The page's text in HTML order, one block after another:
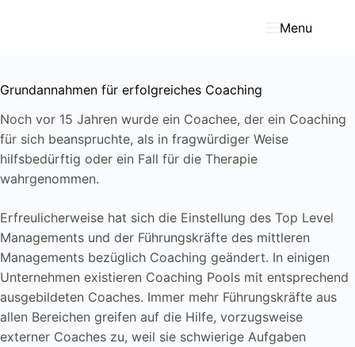
Menu
Grundannahmen für erfolgreiches Coaching
Noch vor 15 Jahren wurde ein Coachee, der ein Coaching
für sich beanspruchte, als in fragwürdiger Weise
hilfsbedürftig oder ein Fall für die Therapie
wahrgenommen.
Erfreulicherweise hat sich die Einstellung des Top Level
Managements und der Führungskräfte des mittleren
Managements bezüglich Coaching geändert. In einigen
Unternehmen existieren Coaching Pools mit entsprechend
ausgebildeten Coaches. Immer mehr Führungskräfte aus
allen Bereichen greifen auf die Hilfe, vorzugsweise
externer Coaches zu, weil sie schwierige Aufgaben